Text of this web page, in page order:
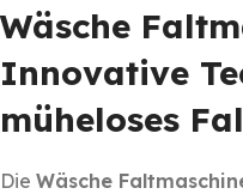
Wäsche
Innovative
müheloses
Die Wäsche